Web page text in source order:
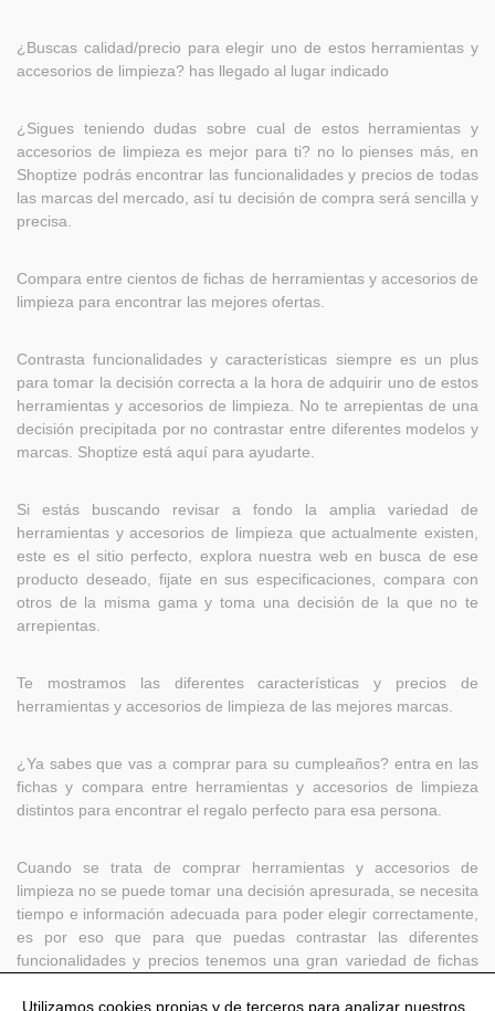
¿Buscas calidad/precio para elegir uno de estos herramientas y
accesorios de limpieza? has llegado al lugar indicado
¿Sigues teniendo dudas sobre cual de estos herramientas y
accesorios de limpieza es mejor para ti? no lo pienses más, en
Shoptize podrás encontrar las funcionalidades y precios de todas
las marcas del mercado, así tu decisión de compra será sencilla y
precisa.
Compara entre cientos de fichas de herramientas y accesorios de
limpieza para encontrar las mejores ofertas.
Contrasta funcionalidades y características siempre es un plus
para tomar la decisión correcta a la hora de adquirir uno de estos
herramientas y accesorios de limpieza. No te arrepientas de una
decisión precipitada por no contrastar entre diferentes modelos y
marcas. Shoptize está aquí para ayudarte.
Si estás buscando revisar a fondo la amplia variedad de
herramientas y accesorios de limpieza que actualmente existen,
este es el sitio perfecto, explora nuestra web en busca de ese
producto deseado, fijate en sus especificaciones, compara con
otros de la misma gama y toma una decisión de la que no te
arrepientas.
Te mostramos las diferentes características y precios de
herramientas y accesorios de limpieza de las mejores marcas.
¿Ya sabes que vas a comprar para su cumpleaños? entra en las
fichas y compara entre herramientas y accesorios de limpieza
distintos para encontrar el regalo perfecto para esa persona.
Cuando se trata de comprar herramientas y accesorios de
limpieza no se puede tomar una decisión apresurada, se necesita
tiempo e información adecuada para poder elegir correctamente,
es por eso que para que puedas contrastar las diferentes
funcionalidades y precios tenemos una gran variedad de fichas
Utilizamos cookies propias y de terceros para analizar nuestros